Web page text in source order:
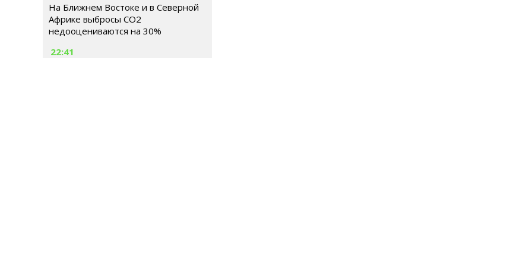
На Ближнем Востоке и в Северной
Африке выбросы CO2
недооцениваются на 30%
22:41